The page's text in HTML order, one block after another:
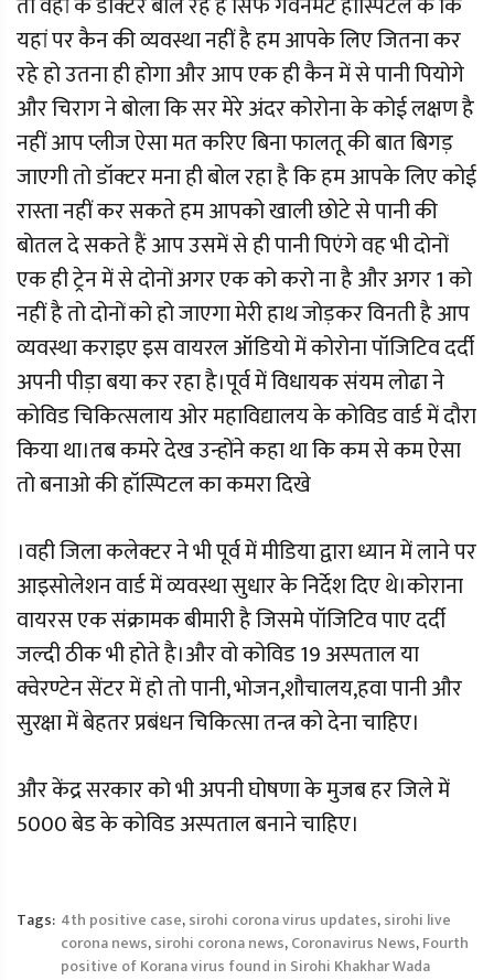
यहां पर कैन की व्यवस्था नहीं है हम आपके लिए जितना कर
रहे हो उतना ही होगा और आप एक ही कैन में से पानी पियोगे
और चिराग ने बोला कि सर मेरे अंदर कोरोना के कोई लक्षण है
नहीं आप प्लीज ऐसा मत करिए बिना फालतू की बात बिगड़
जाएगी तो डॉक्टर मना ही बोल रहा है कि हम आपके लिए कोई
रास्ता नहीं कर सकते हम आपको खाली छोटे से पानी की
बोतल दे सकते हैं आप उसमें से ही पानी पिएंगे वह भी दोनों
एक ही ट्रेन में से दोनों अगर एक को करो ना है और अगर 1 को
नहीं है तो दोनों को हो जाएगा मेरी हाथ जोड़कर विनती है आप
व्यवस्था कराइए इस वायरल ऑडियो में कोरोना पॉजिटिव दर्दी
अपनी पीड़ा बया कर रहा है।पूर्व में विधायक संयम लोढा ने
कोविड चिकित्सलाय ओर महाविद्यालय के कोविड वार्ड में दौरा
किया था।तब कमरे देख उन्होंने कहा था कि कम से कम ऐसा
तो बनाओ की हॉस्पिटल का कमरा दिखे
।वही जिला कलेक्टर ने भी पूर्व में मीडिया द्वारा ध्यान में लाने पर
आइसोलेशन वार्ड में व्यवस्था सुधार के निर्देश दिए थे।कोराना
वायरस एक संक्रामक बीमारी है जिसमे पॉजिटिव पाए दर्दी
जल्दी ठीक भी होते है।और वो कोविड 19 अस्पताल या
क्वेरण्टेन सेंटर में हो तो पानी, भोजन,शौचालय,हवा पानी और
सुरक्षा में बेहतर प्रबंधन चिकित्सा तन्त्र को देना चाहिए।
और केंद्र सरकार को भी अपनी घोषणा के मुजब हर जिले में
5000 बेड के कोविड अस्पताल बनाने चाहिए।
Tags: 4th positive case,sirohi corona virus updates,sirohi live
corona news,sirohi corona news,Coronavirus News,Fourth
positive of Korana virus found in Sirohi Khakhar Wada